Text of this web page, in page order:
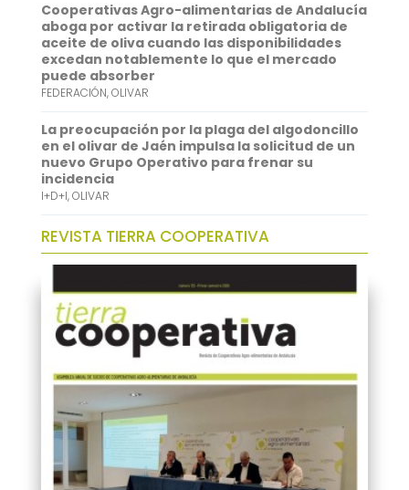
Cooperativas Agro-alimentarias de Andalucía
aboga por activar la retirada obligatoria de
aceite de oliva cuando las disponibilidades
excedan notablemente lo que el mercado
puede absorber
FEDERACIÓN,OLIVAR
La preocupación por la plaga del algodoncillo
en el olivar de Jaén impulsa la solicitud de un
nuevo Grupo Operativo para frenar su
incidencia
I+D+I,OLIVAR
REVISTA TIERRA COOPERATIVA